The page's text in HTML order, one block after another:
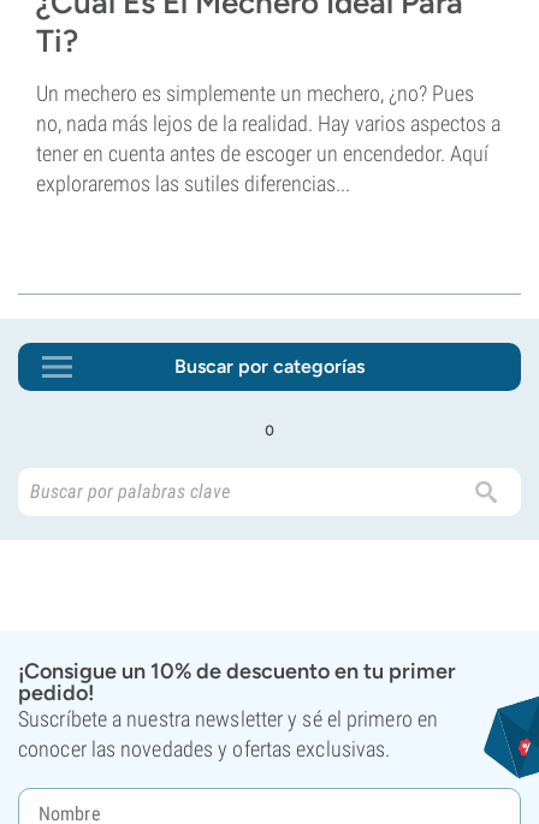
Ti?
Un mechero es simplemente un mechero, ¿no? Pues
no, nada más lejos de la realidad. Hay varios aspectos a
tener en cuenta antes de escoger un encendedor. Aquí
exploraremos las sutiles diferencias...
Buscar por categorías
o
¡Consigue un 10% de descuento en tu primer
pedido!
Suscríbete a nuestra newsletter y sé el primero en
conocer las novedades y ofertas exclusivas.